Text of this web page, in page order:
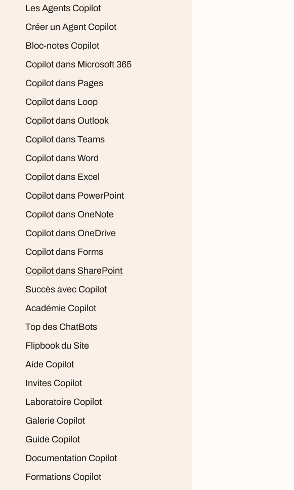
Les Agents Copilot
Créer un Agent Copilot
Bloc-notes Copilot
Copilot dans Microsoft 365
Copilot dans Pages
Copilot dans Loop
Copilot dans Outlook
Copilot dans Teams
Copilot dans Word
Copilot dans Excel
Copilot dans PowerPoint
Copilot dans OneNote
Copilot dans OneDrive
Copilot dans Forms
Copilot dans SharePoint
Succès avec Copilot
Académie Copilot
Top des ChatBots
Flipbook du Site
Aide Copilot
Invites Copilot
Laboratoire Copilot
Galerie Copilot
Guide Copilot
Documentation Copilot
Formations Copilot